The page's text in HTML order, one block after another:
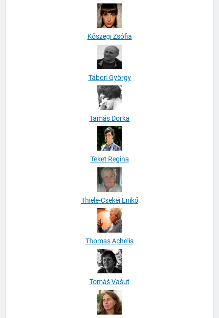
Kőszegi Zsófia
Tábori György
Tamás Dorka
Teket Regina
Thiele-Csekei Enikő
Thomas Achelis
Tomáš Vašut